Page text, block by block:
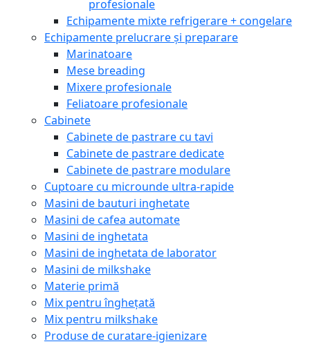
profesionale
Echipamente mixte refrigerare + congelare
Echipamente prelucrare și preparare
Marinatoare
Mese breading
Mixere profesionale
Feliatoare profesionale
Cabinete
Cabinete de pastrare cu tavi
Cabinete de pastrare dedicate
Cabinete de pastrare modulare
Cuptoare cu microunde ultra-rapide
Masini de bauturi inghetate
Masini de cafea automate
Masini de inghetata
Masini de inghetata de laborator
Masini de milkshake
Materie primă
Mix pentru înghețată
Mix pentru milkshake
Produse de curatare-igienizare